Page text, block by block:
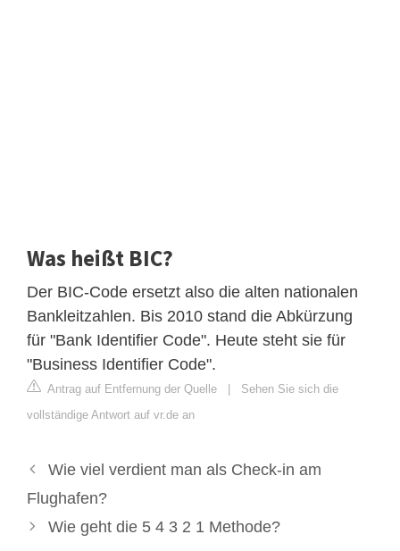
Was heißt BIC?
Der BIC-Code ersetzt also die alten nationalen
Bankleitzahlen. Bis 2010 stand die Abkürzung
für "Bank Identifier Code". Heute steht sie für
"Business Identifier Code".
Antrag auf Entfernung der Quelle | Sehen Sie sich die
vollständige Antwort auf vr.de an
Wie viel verdient man als Check-in am
Flughafen?
Wie geht die 5 4 3 2 1 Methode?